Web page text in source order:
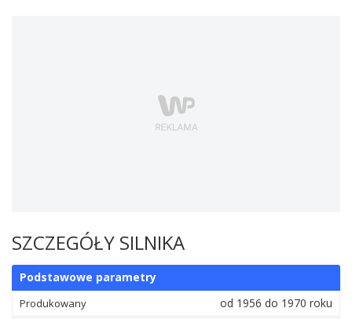
SZCZEGÓŁY SILNIKA
Podstawowe parametry
Produkowany od 1956 do 1970 roku